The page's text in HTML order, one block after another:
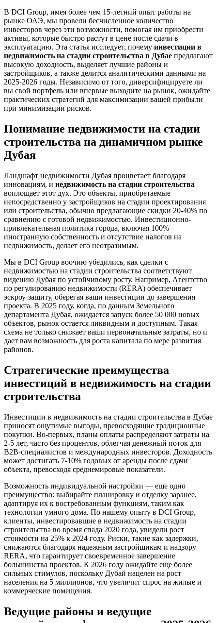
В DCI Group, имея более чем 15-летний опыт работы на
рынке ОАЭ, мы провели бесчисленное количество
инвесторов через эти возможности, помогая им приобрести
активы, которые быстро растут в цене после сдачи в
эксплуатацию. Эта статья исследует, почему инвестиции в
недвижимость на стадии строительства в Дубае предлагают
высокую доходность, выделяет лучшие районы и
застройщиков, а также делится аналитическими данными на
2025-2026 годы. Независимо от того, диверсифицируете ли
вы свой портфель или впервые выходите на рынок, ожидайте
практических стратегий для максимизации вашей прибыли
при минимизации рисков.
Понимание недвижимости на стадии
строительства на динамичном рынке
Дубая
Ландшафт недвижимости Дубая процветает благодаря
инновациям, и недвижимость на стадии строительства
воплощает этот дух. Это объекты, приобретаемые
непосредственно у застройщиков на стадии проектирования
или строительства, обычно предлагающие скидки 20-40% по
сравнению с готовой недвижимостью. Инвестиционно-
привлекательная политика города, включая 100%
иностранную собственность и отсутствие налогов на
недвижимость, делает его неотразимым.
Мы в DCI Group воочию убедились, как сделки с
недвижимостью на стадии строительства соответствуют
видению Дубая по устойчивому росту. Например, Агентство
по регулированию недвижимости (RERA) обеспечивает
эскроу-защиту, оберегая ваши инвестиции до завершения
проекта. В 2025 году, когда, по данным Земельного
департамента Дубая, ожидается запуск более 50 000 новых
объектов, рынок остается ликвидным и доступным. Такая
схема не только снижает ваши первоначальные затраты, но и
дает вам возможность для роста капитала по мере развития
районов.
Стратегические преимущества
инвестиций в недвижимость на стадии
строительства
Инвестиции в недвижимость на стадии строительства в Дубае
приносят ощутимые выгоды, превосходящие традиционные
покупки. Во-первых, планы оплаты распределяют затраты на
2-5 лет, часто без процентов, облегчая денежный поток для
B2B-специалистов и международных инвесторов. Доходность
может достигать 7-10% годовых от аренды после сдачи
объекта, превосходя среднемировые показатели.
Возможность индивидуальной настройки — еще одно
преимущество: выбирайте планировку и отделку заранее,
адаптируя их к востребованным функциям, таким как
технологии умного дома. По нашему опыту в DCI Group,
клиенты, инвестировавшие в недвижимость на стадии
строительства во время спада 2020 года, увидели рост
стоимости на 25% к 2024 году. Риски, такие как задержки,
снижаются благодаря надежным застройщикам и надзору
RERA, что гарантирует своевременное завершение
большинства проектов. К 2026 году ожидайте еще более
сильных стимулов, поскольку Дубай нацелен на рост
населения на 5 миллионов, что увеличит спрос на жилые и
коммерческие помещения.
Ведущие районы и ведущие